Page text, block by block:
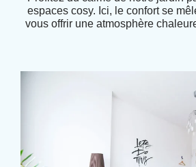
espaces cosy. Ici, le confort se
vous offrir une atmosphère